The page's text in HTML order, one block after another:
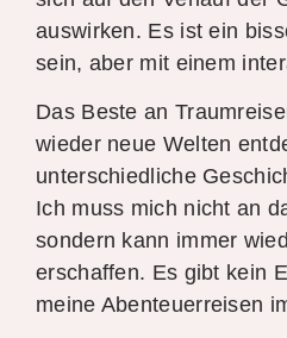
auswirken. Es ist ein
sein, aber mit einem
Das Beste an
wieder neue Welten
unterschiedliche
Ich muss mich nicht an
sondern kann immer
erschaffen. Es gibt kein
meine Abenteuerreisen